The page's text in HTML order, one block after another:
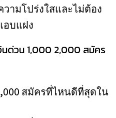
ามโปร่งใสและไม่ต้อง
อบแฝง
ด่วน 1,000 2,000 สมัคร
สมัครที่ไหนดีที่สุดใน